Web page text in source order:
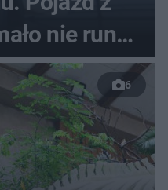
nie runął
6